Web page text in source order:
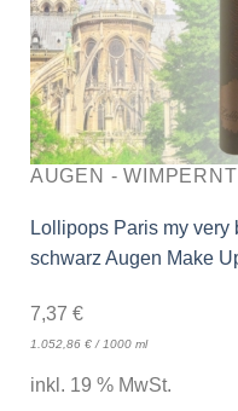
AUGEN -
Lollipops Paris my very
schwarz Augen Make
7,37 €
1.052,86 €/ 1000 ml
inkl. 19 % MwSt.